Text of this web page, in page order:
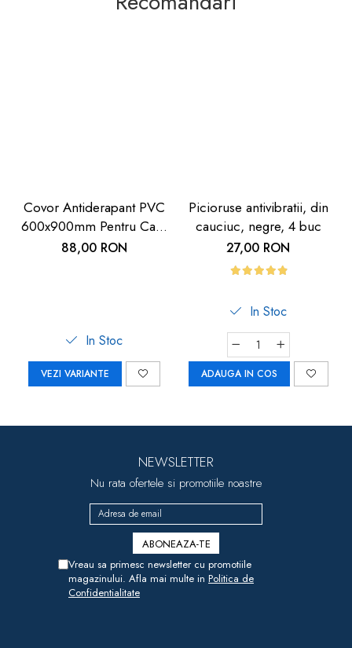
Covor Antiderapant PVC
600x900mm Pentru Casă
și Exterior | Carboysafety
88,00 RON
In Stoc
VEZI VARIANTE
Picioruse antivibratii, din
cauciuc, negre, 4 buc
27,00 RON
In Stoc
ADAUGA IN COS
NEWSLETTER
Nu rata ofertele si promotiile noastre
Vreau sa primesc newsletter cu promotiile
magazinului. Afla mai multe in Politica de
Confidentialitate